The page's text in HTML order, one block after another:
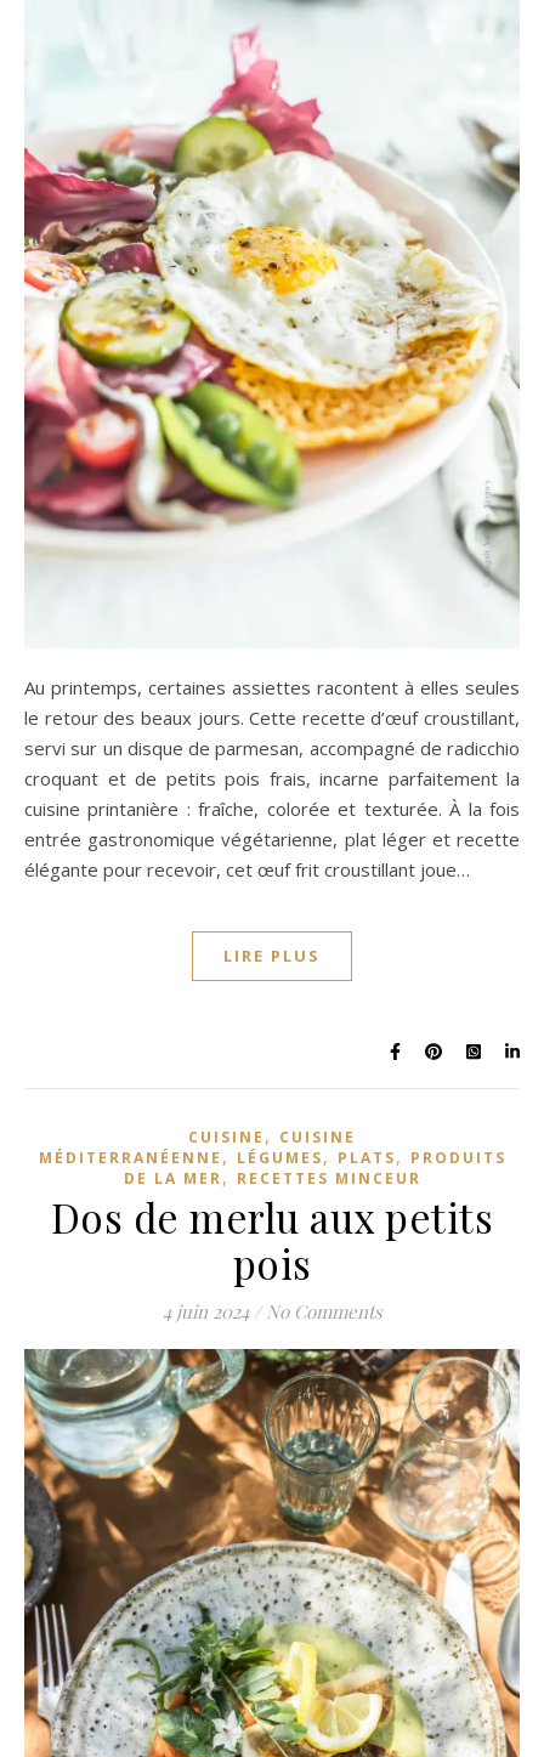
Au printemps, certaines assiettes racontent à elles seules
le retour des beaux jours. Cette recette d’œuf croustillant,
servi sur un disque de parmesan, accompagné de radicchio
croquant et de petits pois frais, incarne parfaitement la
cuisine printanière : fraîche, colorée et texturée. À la fois
entrée gastronomique végétarienne, plat léger et recette
élégante pour recevoir, cet œuf frit croustillant joue…
LIRE PLUS
CUISINE , CUISINE
MÉDITERRANÉENNE , LÉGUMES, PLATS, PRODUITS
DE LA MER, RECETTES MINCEUR
Dos de merlu aux petits
pois
4 juin 2024 / No Comments